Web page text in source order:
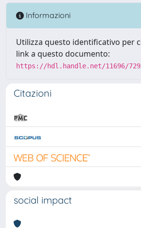
Informazioni
Utilizza questo identificativo per
link a questo documento:
https://hdl.handle.net/11696/
Citazioni
social impact